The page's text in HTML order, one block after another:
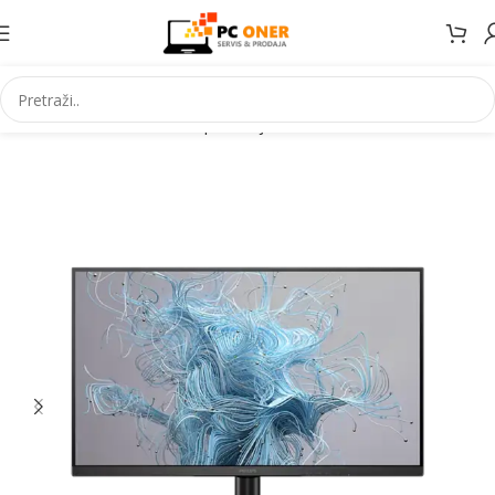
Početna Informatika PC periferija Monitori